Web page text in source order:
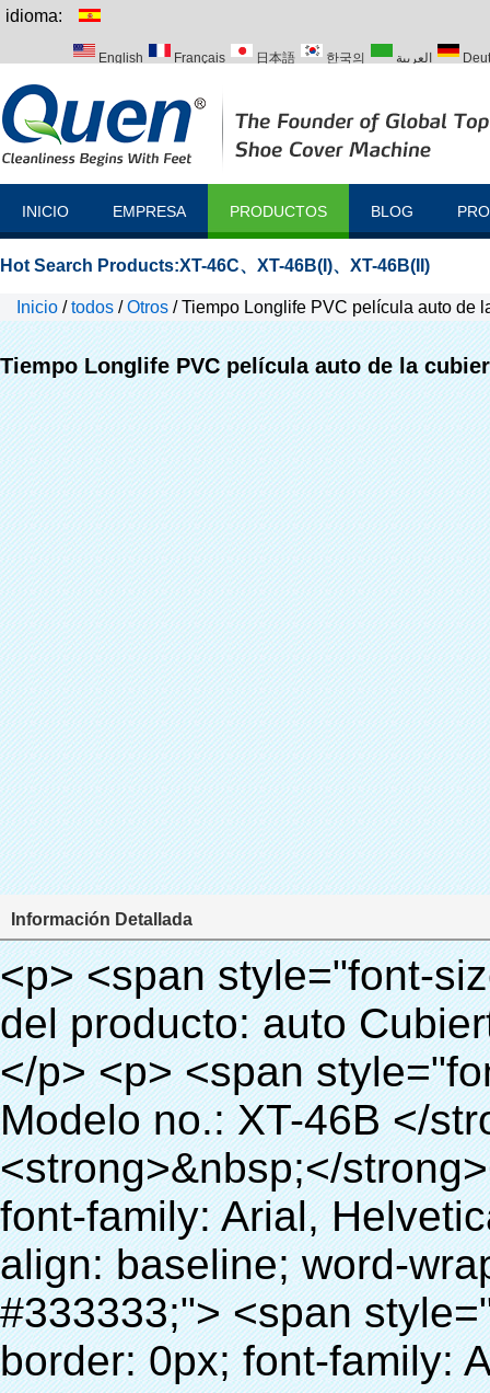
idioma:
English Français 日本語 한국의 العربية
INICIO EMPRESA PRODUCTOS BLOG
Hot Search Products:XT-46C、 XT-46B(I)、 XT-46B(II)
Inicio /todos /Otros /Tiempo Longlife PVC película auto de
Tiempo Longlife PVC película auto de la
Información Detallada
<p> <span style="font-size: 18px;"> <strong> Nombre del producto: auto Cubierta Dispenser </strong> </span> </p> <p> <span style="font-size: 18px;"> <strong> Modelo no.: XT-46B </strong> </span> </p> <p><strong>&nbsp;</strong></p> <p style="border: 0px; font-family: Arial, Helvetica; line-height: 18px; vertical-align: baseline; word-wrap: break-word; color: #333333;"> <span style="margin: 0px; padding: 0px; border: 0px; font-family: Arial; font-size: medium; font-style: inherit; font-weight: bold; line-height: 24px; vertical-align: baseline; color: #000000; background-color: #33cccc;"> Principio de funcionamiento: </span> </p> <p style="border: 0px; font-family: Arial, Helvetica; line-height: 18px; vertical-align: baseline; word-wrap: break-word; color: #333333;"> <span style="margin: 0px; padding: 0px; border: 0px; font-size: inherit; font-style: inherit; font-weight: inherit; line-height: 18px; vertical-align: baseline; color: #000000;"> <span style="margin: 0px; padding: 0px; border: 0px; font-family: Arial; font-size: 10pt; font-style: inherit; font-weight: inherit; line-height: 20px; vertical-align: baseline;"> Este zapato automático dispensador de la cubierta </span> <span style="margin: 0px; padding: 0px; border: 0px; font-family: Arial; font-size: 10pt; font-style: inherit; font-weight: inherit; line-height: 20px; vertical-align: baseline;"> utiliza el principio de que la película retráctil se reducirá a la temperatura apropiada. </span> </span> </p> <p style="border: 0px; font-family: Arial, Helvetica; line-height: 18px; vertical-align: baseline; word-wrap: break-word; color: #333333;"><span style="margin: 0px; padding: 0px; border: 0px; font-size: inherit; font-style: inherit; font-weight: inherit; line-height: 18px; vertical-align: baseline; color: #000000;"><span style="margin: 0px; padding: 0px; border: 0px; font-family: Arial; font-size: 10pt; font-style: inherit; font-weight: inherit; line-height: 20px; vertical-align: baseline;"> Es diferente de la otra Cubierta dispenser. Este zapato dispensador de la cubierta sólo toma unos segundos para dejar que el PVC película volverá cubierta del zapato y cubrir sus zapatos.</span></span></p> <p style="border: 0px; font-family: Arial, Helvetica; line-height: 18px; vertical-align: baseline; word-wrap: break-word; color: #333333;"> <span style="margin: 0px; padding: 0px; border: 0px; font-size: inherit; font-style: inherit; font-weight: inherit; line-height: 18px; vertical-align: baseline; color: #000000;"> Se <span style="margin: 0px; padding: 0px; border: 0px; font-family: Arial; font-size: 10pt; font-style: inherit; font-weight: inherit; line-height: 20px; vertical-align: baseline;"> salidas y corta automáticamente la película y proporcionar aire caliente con control preciso de la temperatura. </span> </span> </p> <p style="border: 0px; font-family: Arial, Helvetica; line-height: 18px; vertical-align: baseline; word-wrap: break-word; color: #333333;"> <span style="margin: 0px; padding: 0px; border: 0px; font-family: Arial; font-size: 10pt; font-style: inherit; font-weight: inherit; line-height: 20px; vertical-align: baseline; color: #000000;"> Puede cubrir zapatos de diferentes tamaños, una capa de película cubrirá la parte inferior del zapato. </span> </p> <p style="border: 0px; font-family: Arial, Helvetica; line-height: 18px; vertical-align: baseline; word-wrap: break-word; color: #333333;">&nbsp;</p> <p style="border: 0px; font-family: Arial, Helvetica; line-height: 18px; vertical-align: baseline; word-wrap: break-word; color: #333333;"> <em> <span style="margin: 0px; padding: 0px; border: 0px; font-family: Arial; font-size: 18px; font-style: inherit; font-weight: inherit; line-height: 27px; vertical-align: baseline; color: #339966;"> Nuestra Cubierta Dispenser puede hacer y desgaste cubierta del zapato para usted automaticlly! </span> </em> </p> <p style="border: 0px; font-family: Arial, Helvetica; line-height: 18px; vertical-align: baseline; word-wrap: break-word; color: #333333;"> <em> <span style="margin: 0px; padding: 0px; border: 0px; font-family: Arial; font-size: 18px; font-style: inherit; font-weight: inherit; line-height: 27px; vertical-align: baseline; color: #339966;"> Con el uso de la cubierta del zapato, se puede mantener el piso limpio y evitar la infección cruzada! </span> </em> </p> <p style="border: 0px; font-family: Arial, Helvetica; line-height: 18px; vertical-align: baseline; word-wrap: break-word; color: